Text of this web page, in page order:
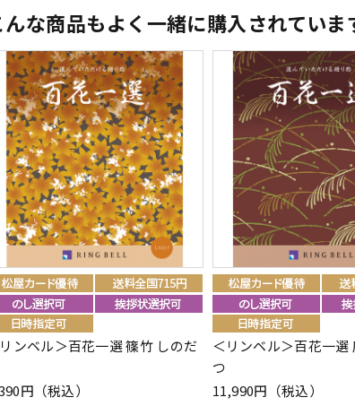
んな商品もよく一緒に購入されていま
ンベル＞百花一選 篠竹 しのだ
円（税込）
＜リンベル＞百花一選
つ
11,990円（税込）